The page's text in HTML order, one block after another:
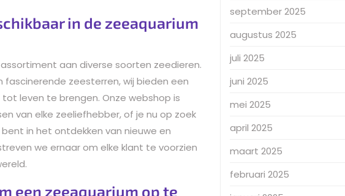
in de zeeaquarium
aan diverse soorten zeedieren.
fascinerende zeesterren, wij bieden een
leven te brengen. Onze webshop is
van elke zeeliefhebber, of je nu op zoek
in het ontdekken van nieuwe en
we ernaar om elke klant te voorzien
een zeeaquarium op te
september 2025
augustus 2025
juli 2025
juni 2025
mei 2025
april 2025
maart 2025
februari 2025